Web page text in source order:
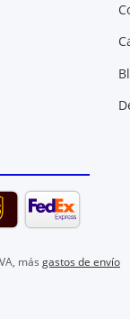
más gastos de envío